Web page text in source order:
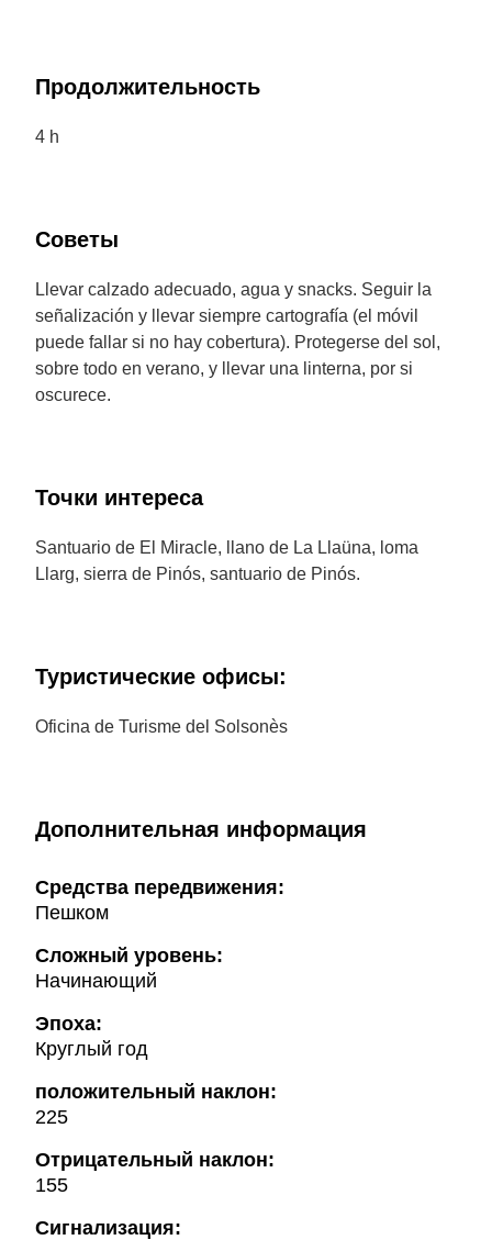
Продолжительность
4 h
Советы
Llevar calzado adecuado, agua y snacks. Seguir la
señalización y llevar siempre cartografía (el móvil
puede fallar si no hay cobertura). Protegerse del sol,
sobre todo en verano, y llevar una linterna, por si
oscurece.
Точки интереса
Santuario de El Miracle, llano de La Llaüna, loma
Llarg, sierra de Pinós, santuario de Pinós.
Туристические офисы:
Oficina de Turisme del Solsonès
Дополнительная информация
Cредства передвижения:
Пешком
Сложный уровень:
Начинающий
Эпоха:
Круглый год
положительный наклон:
225
Oтрицательный наклон:
155
Сигнализация: